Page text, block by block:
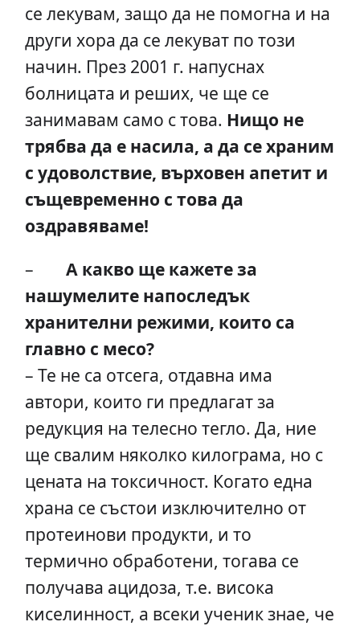
се лекувам, защо да не помогна и на
други хора да се лекуват по този
начин. През 2001 г. напуснах
болницата и реших, че ще се
занимавам само с това. Нищо не
трябва да е насила, а да се храним
с удоволствие, върховен апетит и
същевременно с това да
оздравяваме!
– А какво ще кажете за
нашумелите напоследък
хранителни режими, които са
главно с месо?
– Те не са отсега, отдавна има
автори, които ги предлагат за
редукция на телесно тегло. Да, ние
ще свалим няколко килограма, но с
цената на токсичност. Когато една
храна се състои изключително от
протеинови продукти, и то
термично обработени, тогава се
получава ацидоза, т.е. висока
киселинност, а всеки ученик знае, че